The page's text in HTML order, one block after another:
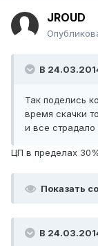
JROUD
В
Так поделись
время скачки
и все страдало
ЦП в пределах
Показать
В